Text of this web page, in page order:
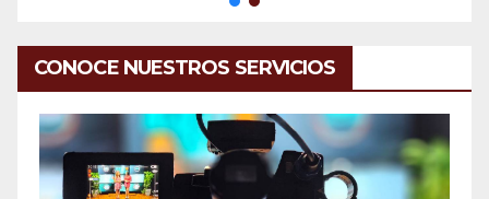
CONOCE NUESTROS SERVICIOS